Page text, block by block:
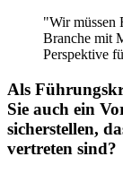
"Wir müssen
Branche mit
Perspektive
Als
Sie auch ein
sicherstellen,
vertreten sind?